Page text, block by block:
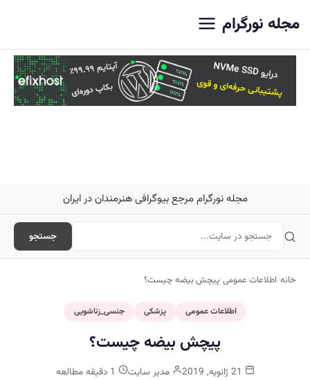
مجله نورگرام
مجله نورگرام مرجع بیوگرافی هنرمندان در ایران
جستجو
خانه/اطلاعات عمومی/پیچش بیضه چیست؟
اطلاعات عمومی پزشکی جنسی_زناشویی
پیچش بیضه چیست؟
مدیر سایت